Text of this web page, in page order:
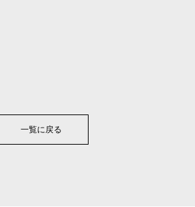
一覧に戻る